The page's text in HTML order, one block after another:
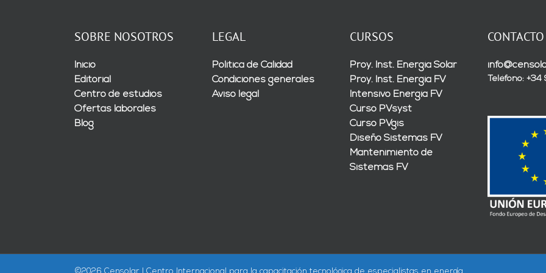
SOBRE NOSOTROS
Inicio
Editorial
Centro de estudios
Ofertas laborales
Blog
LEGAL
Política de Calidad
Condiciones generales
Aviso legal
CURSOS
Proy. Inst. Energía Solar
Proy. Inst. Energía FV
Intensivo Energía FV
Curso PVsyst
Curso PVgis
Diseño Sistemas FV
Mantenimiento de
Sistemas FV
CONTACTO
Teléfono:
©2026 Censolar | Centro Internacional para la capacitación tecnológica de especialistas en energía